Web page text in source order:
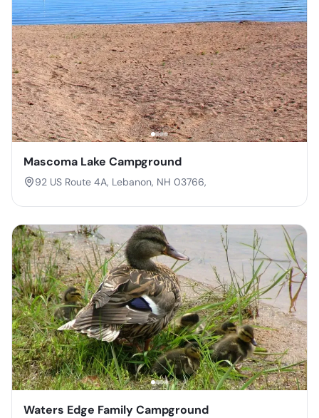
Mascoma Lake Campground
92 US Route 4A, Lebanon, NH 03766,
Waters Edge Family Campground